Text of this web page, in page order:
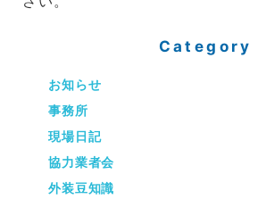
Category
お知らせ
事務所
現場日記
協力業者会
外装豆知識